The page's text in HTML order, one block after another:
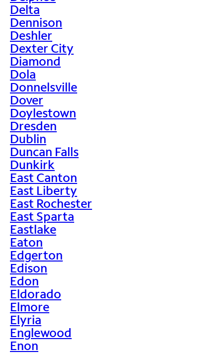
Delta
Dennison
Deshler
Dexter City
Diamond
Dola
Donnelsville
Dover
Doylestown
Dresden
Dublin
Duncan Falls
Dunkirk
East Canton
East Liberty
East Rochester
East Sparta
Eastlake
Eaton
Edgerton
Edison
Edon
Eldorado
Elmore
Elyria
Englewood
Enon